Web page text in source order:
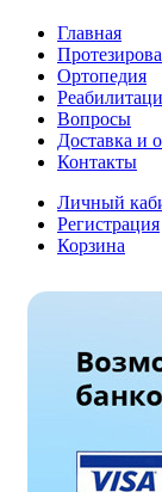
Главная
Ортопедия
Вопросы
Доставка и
Контакты
Личный
Регистрация
Корзина